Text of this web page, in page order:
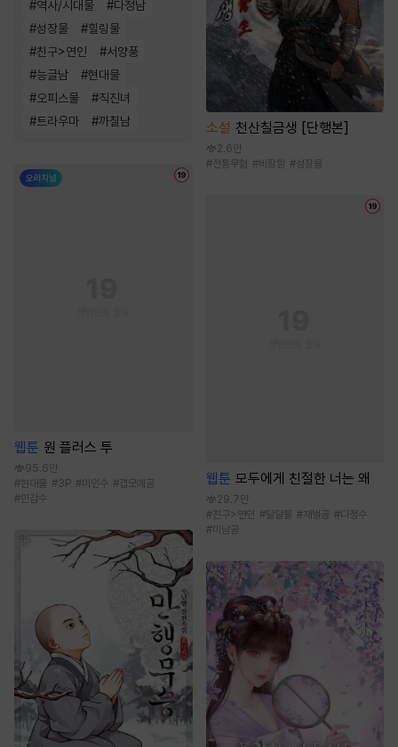
#역사/시대물 #다정남
#성장물 #힐링물
#친구>연인 #서양풍
#능글남 #현대물
#오피스물 #직진녀
#트라우마 #까칠남
웹툰 원 플러스 투
95.6만
#현대물 #3P #미인수 #갭모에공
#민감수
소설 천산칠금생 [단행본]
2.6만
#전통무협 #비장함 #성장물
웹툰 모두에게 친절한 너는 왜
29.7만
#친구>연인 #달달물 #재벌공 #다정수
#미남공